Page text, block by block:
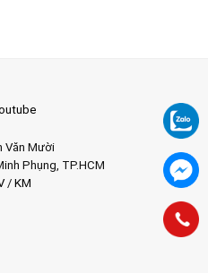
Văn Mười
Phụng, TP.HCM
/ KM